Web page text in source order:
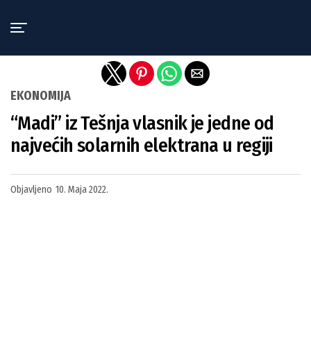
EKONOMIJA
“Madi” iz Tešnja vlasnik je jedne od
najvećih solarnih elektrana u regiji
Objavljeno 10. Maja 2022.